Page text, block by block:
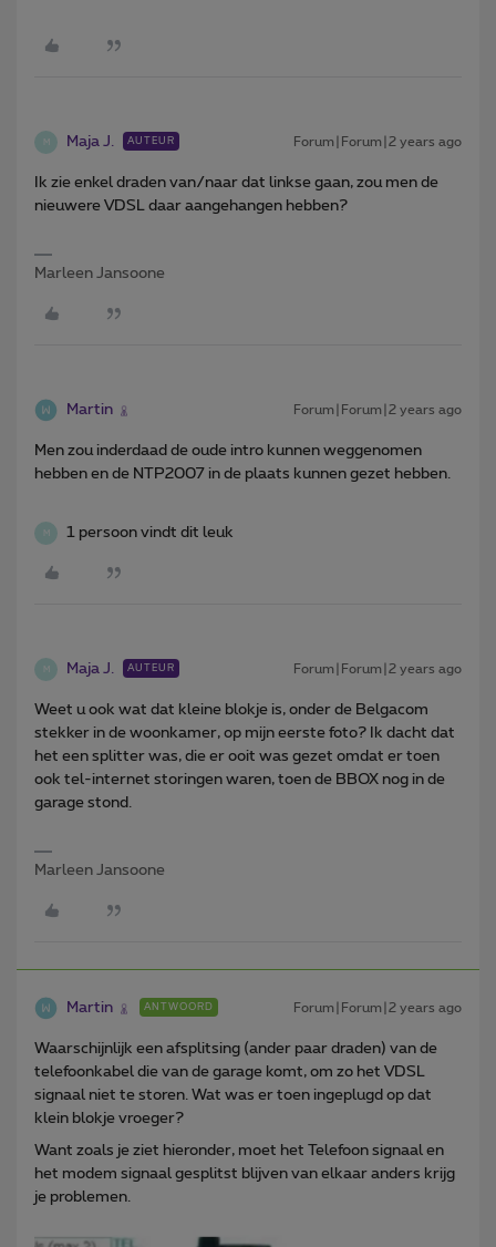
M Maja J. AUTEUR Forum|Forum|2 years ago
Ik zie enkel draden van/naar dat linkse gaan, zou men de
nieuwere VDSL daar aangehangen hebben?
Marleen Jansoone
Martin Forum|Forum|2 years ago
Men zou inderdaad de oude intro kunnen weggenomen
hebben en de NTP2007 in de plaats kunnen gezet hebben.
M 1 persoon vindt dit leuk
M Maja J. AUTEUR Forum|Forum|2 years ago
Weet u ook wat dat kleine blokje is, onder de Belgacom
stekker in de woonkamer, op mijn eerste foto? Ik dacht dat
het een splitter was, die er ooit was gezet omdat er toen
ook tel-internet storingen waren, toen de BBOX nog in de
garage stond.
Marleen Jansoone
Martin ANTWOORD Forum|Forum|2 years ago
Waarschijnlijk een afsplitsing (ander paar draden) van de
telefoonkabel die van de garage komt, om zo het VDSL
signaal niet te storen. Wat was er toen ingeplugd op dat
klein blokje vroeger?
Want zoals je ziet hieronder, moet het Telefoon signaal en
het modem signaal gesplitst blijven van elkaar anders krijg
je problemen.